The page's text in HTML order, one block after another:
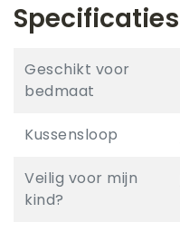
Specificaties
Geschikt voor
bedmaat
Kussensloop
Veilig voor mijn
kind?